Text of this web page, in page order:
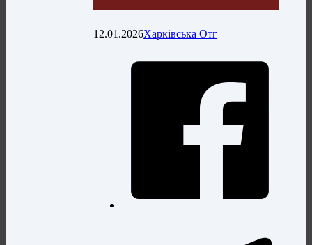
12.01.2026Харківська Отг